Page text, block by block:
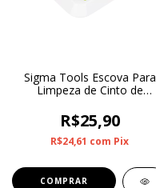
Sigma Tools Escova Para
Limpeza de Cinto de
R$25,90
R$24,61 com Pix